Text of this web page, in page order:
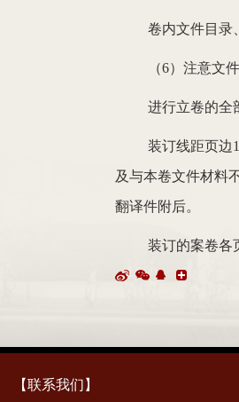
卷内文件目录
（6）注意文
进行立卷的全
装订线距页边
及与本卷文件材料
翻译件附后。
装订的案卷各
【联系我们】